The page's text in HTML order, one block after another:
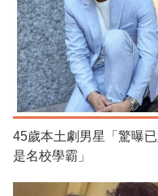
45歲本土劇男星「驚曝
是名校學霸」